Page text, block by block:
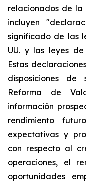
relacionados de la
incluyen
significado de las
UU. y las leyes
Estas
disposiciones
Reforma de
información
rendimiento
expectativas y
con respecto al
operaciones, el
oportunidades